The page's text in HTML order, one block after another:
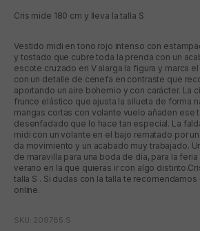
Cris mide 180 cm y lleva la talla S
Vestido midi en tono rojo intenso con
y tostado que cubre toda la prenda con un
escote cruzado en V alarga la figura y marca
con un detalle de cenefa en contraste que
aportando un aire bohemio y con carácter. La
frunce elástico que ajusta la silueta de forma
mangas cortas con volante vuelo añaden ese
desenfadado que lo hace tan especial. La
midi con un volante en el bajo rematado por
da movimiento y un acabado muy trabajado.
de maravilla para una boda de día, para la
verano en la que quieras ir con algo
talla S . Si dudas con la talla te
online.
SKU: 209785.S